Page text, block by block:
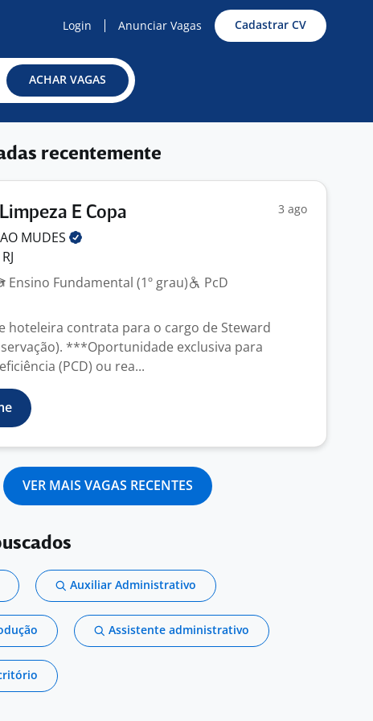
Login Anunciar Vagas Cadastrar CV
ACHAR VAGAS
recentemente
E Copa 3 ago
MUDES
Ensino Fundamental (1º grau)
PcD
hoteleira contrata para o cargo de Steward
***Oportunidade exclusiva para
(PCD) ou rea...
VER MAIS VAGAS RECENTES
Auxiliar Administrativo
Assistente administrativo